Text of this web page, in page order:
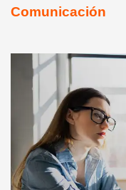
Comunicación